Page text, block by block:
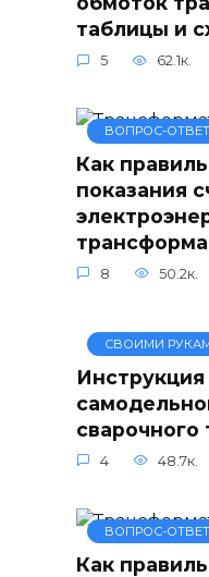
таблицы и
5 62.1к.
ВОПРОС-ОТВЕТ
Как
показания
8 50.2к.
СВОИМИ
4 48.7к.
ВОПРОС-ОТВЕТ
Как